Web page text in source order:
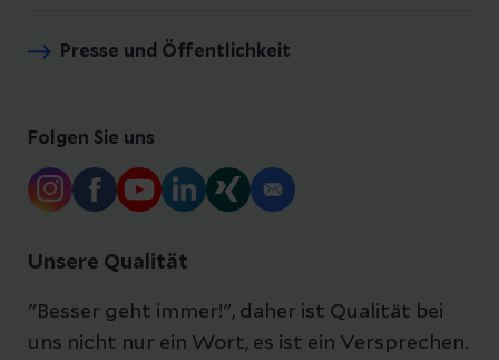
Presse und Öffentlichkeit
Folgen Sie uns
Unsere Qualität
"Besser geht immer!", daher ist Qualität bei
uns nicht nur ein Wort, es ist ein Versprechen.